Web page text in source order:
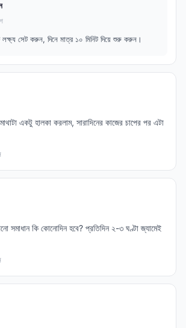
সেট করুন, দিনে মাত্র ১০ মিনিট দিয়ে শুরু করুন।
একটু হালকা করলাম, সারাদিনের কাজের চাপের পর এটা
সমাধান কি কোনোদিন হবে? প্রতিদিন ২-৩ ঘণ্টা জ্যামেই